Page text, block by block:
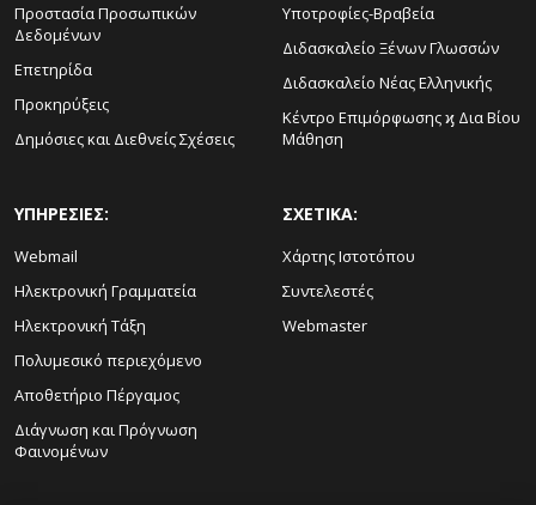
Προστασία Προσωπικών
Δεδομένων
Επετηρίδα
Προκηρύξεις
Δημόσιες και Διεθνείς Σχέσεις
Υποτροφίες-Βραβεία
Διδασκαλείο Ξένων Γλωσσών
Διδασκαλείο Νέας Ελληνικής
Κέντρο Επιμόρφωσης ϗ Δια Βίου
Μάθηση
ΥΠΗΡΕΣΙΕΣ:
Webmail
Ηλεκτρονική Γραμματεία
Ηλεκτρονική Τάξη
Πολυμεσικό περιεχόμενο
Αποθετήριο Πέργαμος
Διάγνωση και Πρόγνωση
Φαινομένων
ΣΧΕΤΙΚΑ:
Χάρτης Ιστοτόπου
Συντελεστές
Webmaster